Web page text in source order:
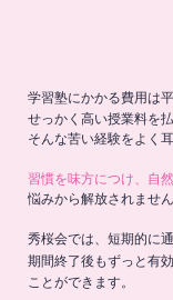
学習塾にかかる費用は
せっかく高い授業料を
そんな苦い経験をよく耳
習慣を味方につけ、自
悩みから解放されませ
秀桜会では、短期的に
期間終了後もずっと有効
ことができます。